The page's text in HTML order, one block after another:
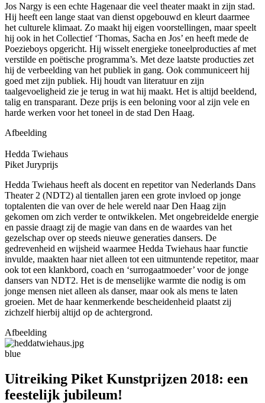
Jos Nargy is een echte Hagenaar die veel theater maakt in zijn stad.
Hij heeft een lange staat van dienst opgebouwd en kleurt daarmee
het culturele klimaat. Zo maakt hij eigen voorstellingen, maar speelt
hij ook in het Collectief ‘Thomas, Sacha en Jos’ en heeft mede de
Poezieboys opgericht. Hij wisselt energieke toneelproducties af met
verstilde en poëtische programma’s. Met deze laatste producties zet
hij de verbeelding van het publiek in gang. Ook communiceert hij
goed met zijn publiek. Hij houdt van literatuur en zijn
taalgevoeligheid zie je terug in wat hij maakt. Het is altijd beeldend,
talig en transparant. Deze prijs is een beloning voor al zijn vele en
harde werken voor het toneel in de stad Den Haag.
Afbeelding
Hedda Twiehaus
Piket Juryprijs
Hedda Twiehaus heeft als docent en repetitor van Nederlands Dans
Theater 2 (NDT2) al tientallen jaren een grote invloed op jonge
toptalenten die van over de hele wereld naar Den Haag zijn
gekomen om zich verder te ontwikkelen. Met ongebreidelde energie
en passie draagt zij de magie van dans en de waardes van het
gezelschap over op steeds nieuwe generaties dansers. De
gedrevenheid en wijsheid waarmee Hedda Twiehaus haar functie
invulde, maakten haar niet alleen tot een uitmuntende repetitor, maar
ook tot een klankbord, coach en ‘surrogaatmoeder’ voor de jonge
dansers van NDT2. Het is de menselijke warmte die nodig is om
jonge mensen niet alleen als danser, maar ook als mens te laten
groeien. Met de haar kenmerkende bescheidenheid plaatst zij
zichzelf hierbij altijd op de achtergrond.
Afbeelding
blue
Uitreiking Piket Kunstprijzen 2018: een
feestelijk jubileum!